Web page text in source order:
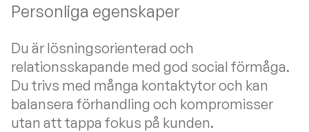
Personliga egenskaper
Du är lösningsorienterad och
relationsskapande med god social förmåga.
Du trivs med många kontaktytor och kan
balansera förhandling och kompromisser
utan att tappa fokus på kunden.